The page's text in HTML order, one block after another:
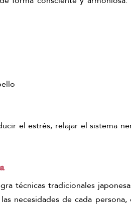
el estrés, relajar el sistema
técnicas tradicionales
necesidades de cada